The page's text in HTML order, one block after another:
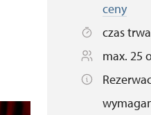
ceny
czas
max. 25